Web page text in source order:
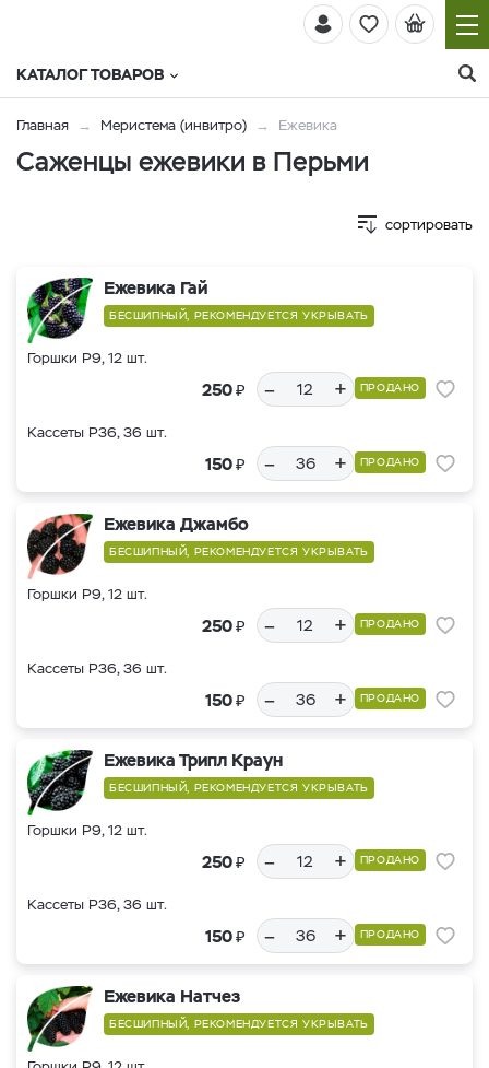
КАТАЛОГ ТОВАРОВ
Главная Меристема (инвитро) Ежевика
Саженцы ежевики в Перьми
сортировать
Ежевика Гай
БЕСШИПНЫЙ, РЕКОМЕНДУЕТСЯ УКРЫВАТЬ
Горшки Р9, 12 шт.
250₽ – + ПРОДАНО
Кассеты Р36, 36 шт.
150₽ – + ПРОДАНО
Ежевика Джамбо
БЕСШИПНЫЙ, РЕКОМЕНДУЕТСЯ УКРЫВАТЬ
Горшки Р9, 12 шт.
250₽ – + ПРОДАНО
Кассеты Р36, 36 шт.
150₽ – + ПРОДАНО
Ежевика Трипл Краун
БЕСШИПНЫЙ, РЕКОМЕНДУЕТСЯ УКРЫВАТЬ
Горшки Р9, 12 шт.
250₽ – + ПРОДАНО
Кассеты Р36, 36 шт.
150₽ – + ПРОДАНО
Ежевика Натчез
БЕСШИПНЫЙ, РЕКОМЕНДУЕТСЯ УКРЫВАТЬ